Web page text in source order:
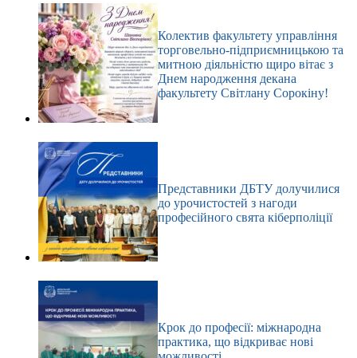
Колектив факультету управління
торговельно-підприємницькою та
митною діяльністю щиро вітає з
Днем народження декана
факультету Світлану Сорокіну!
Представники ДБТУ долучилися
до урочистостей з нагоди
професійного свята кіберполіції
Крок до професії: міжнародна
практика, що відкриває нові